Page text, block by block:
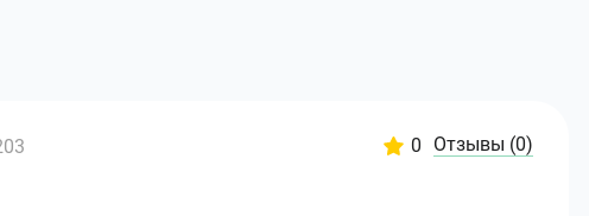
0 Отзывы (0)